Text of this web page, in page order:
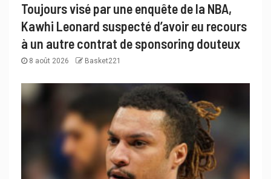
Toujours visé par une enquête de la NBA,
Kawhi Leonard suspecté d’avoir eu recours
à un autre contrat de sponsoring douteux
8 août 2026 Basket221